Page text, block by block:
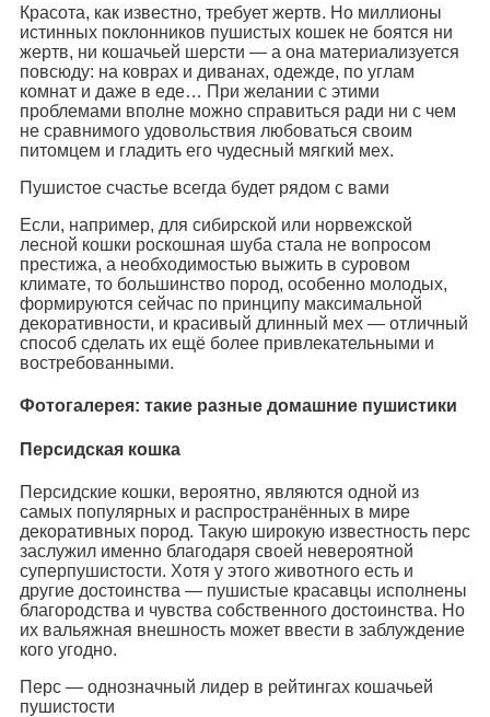
Красота, как известно, требует жертв. Но миллионы
истинных поклонников пушистых кошек не боятся ни
жертв, ни кошачьей шерсти — а она материализуется
повсюду: на коврах и диванах, одежде, по углам
комнат и даже в еде… При желании с этими
проблемами вполне можно справиться ради ни с чем
не сравнимого удовольствия любоваться своим
питомцем и гладить его чудесный мягкий мех.
Пушистое счастье всегда будет рядом с вами
Если, например, для сибирской или норвежской
лесной кошки роскошная шуба стала не вопросом
престижа, а необходимостью выжить в суровом
климате, то большинство пород, особенно молодых,
формируются сейчас по принципу максимальной
декоративности, и красивый длинный мех — отличный
способ сделать их ещё более привлекательными и
востребованными.
Фотогалерея: такие разные домашние пушистики
Персидская кошка
Персидские кошки, вероятно, являются одной из
самых популярных и распространённых в мире
декоративных пород. Такую широкую известность перс
заслужил именно благодаря своей невероятной
суперпушистости. Хотя у этого животного есть и
другие достоинства — пушистые красавцы исполнены
благородства и чувства собственного достоинства. Но
их вальяжная внешность может ввести в заблуждение
кого угодно.
Перс — однозначный лидер в рейтингах кошачьей
пушистости